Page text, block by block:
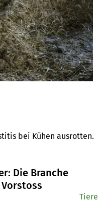
bei Kühen ausrotten.
Die Branche
Tiere